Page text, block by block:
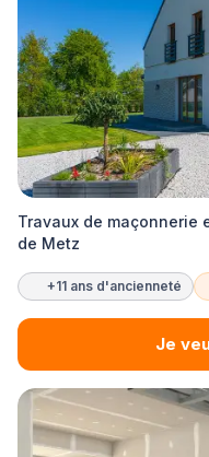
Travaux de maçonnerie
de Metz
+11 ans d'ancienneté
Je